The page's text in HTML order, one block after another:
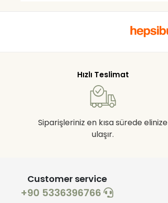
Hızlı Teslimat
Siparişleriniz en kısa sürede elinize
ulaşır.
Customer service
+90 5336396766